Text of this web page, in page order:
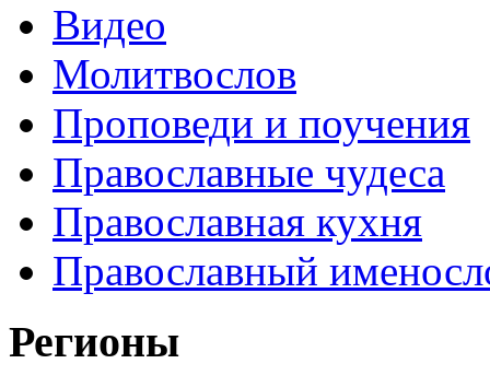
Видео
Молитвослов
Проповеди и поучения
Православные чудеса
Православная кухня
Православный
Регионы